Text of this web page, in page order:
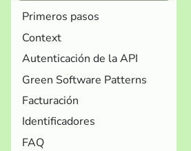
Primeros pasos
Context
Autenticación de la API
Green Software Patterns
Facturación
Identificadores
FAQ